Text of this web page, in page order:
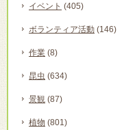
イベント (405)
ボランティア活動 (146)
作業 (8)
昆虫 (634)
景観 (87)
植物 (801)